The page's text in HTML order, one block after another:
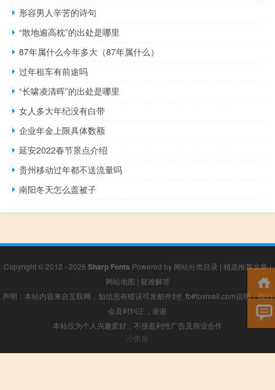
形容男人辛苦的诗句
“散地逾高枕”的出处是哪里
87年属什么今年多大（87年属什么）
过年租车有前途吗
“长啸凌清晖”的出处是哪里
女人多大年纪没有白带
企业年金上限具体数额
延安2022春节景点介绍
贵州移动过年都不送流量吗
南阳冬天怎么盖被子
Copyright © 2012 - 2026 Sharp Fonts Powered by 网站分类目录 | 精选推荐文章|
网站地图 | 疑难解答
声明：本站内容来自互联网，如信息有错误可发邮件到f_fb#foxmail.com说明，我们
会及时纠正，谢谢
本站仅为个人兴趣爱好，不接盈利性广告及商业合作
小男孩